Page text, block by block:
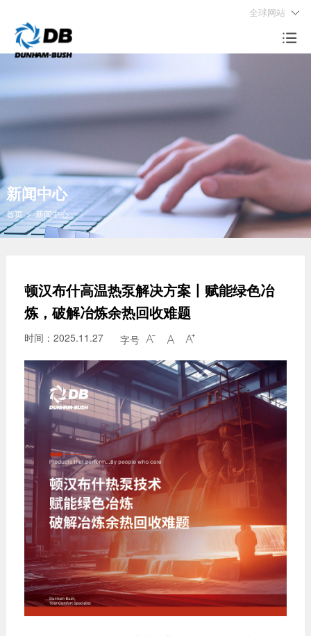
全球网站

产品及方案
中央空调
工业制冷
轻商产品
系统解决方案
智慧控制
服务中心
服务范围
客户服务官网
品牌探索
公司概况
品牌历史
全球布局
职业生涯
人才理念
成长与发展
立即申请
联系我们
全球布局
新闻中心
首页＞新闻中心
顿汉布什高温热泵解决方案丨赋能绿色冶
炼，破解冶炼余热回收难题
时间：2025.11.27 字号   